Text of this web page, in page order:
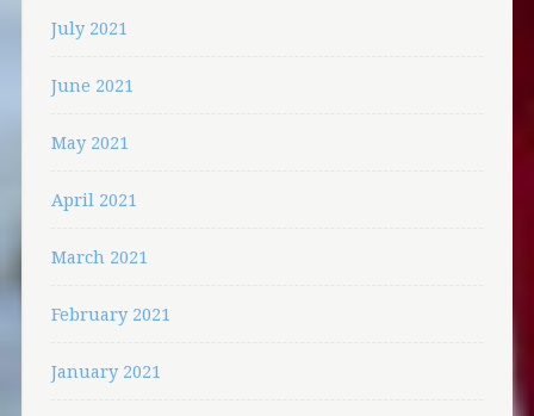
July 2021
June 2021
May 2021
April 2021
March 2021
February 2021
January 2021